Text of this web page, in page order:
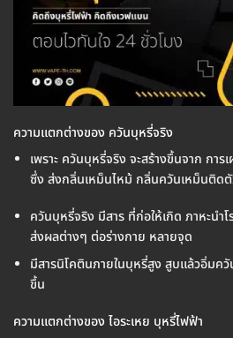
ความแตกต่างของ ควันบุหรี่จริง
เพราะ ควันบุหรี่จริง จะสร้างขึ้นจาก กา
ซึ่ง ส่งกลิ่นเหม็นไหม้ กลิ่นควันเหม็นติดตั
ควันบุหรี่จริง มีสาร ที่ก่อให้เกิด ภาหะนำ
ส่งผลต่างๆ ต่อร่างกาย หลายจุด
มีสารนิโคตินภายในบุหรี่สูง สูบแล้วอิ่มค
ขึ้น
ความแตกต่างของ ไอระเหย บุหรี่ไฟฟ้า